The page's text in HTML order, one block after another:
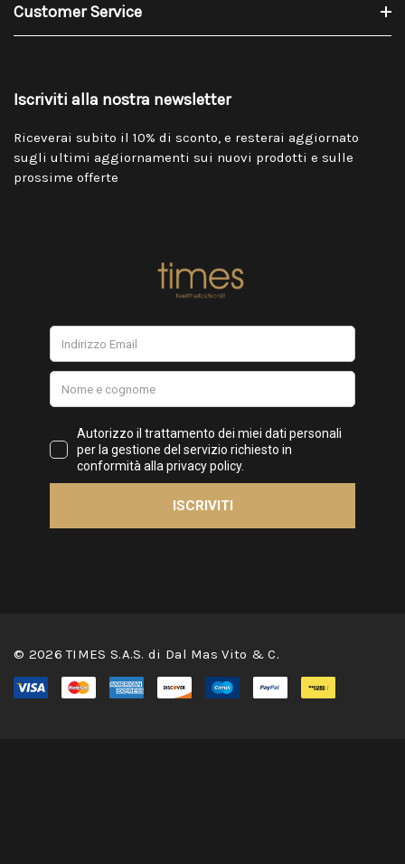
Customer Service
Iscriviti alla nostra newsletter
Riceverai subito il 10% di sconto, e resterai aggiornato
sugli ultimi aggiornamenti sui nuovi prodotti e sulle
prossime offerte
© 2026 TIMES S.A.S. di Dal Mas Vito & C.